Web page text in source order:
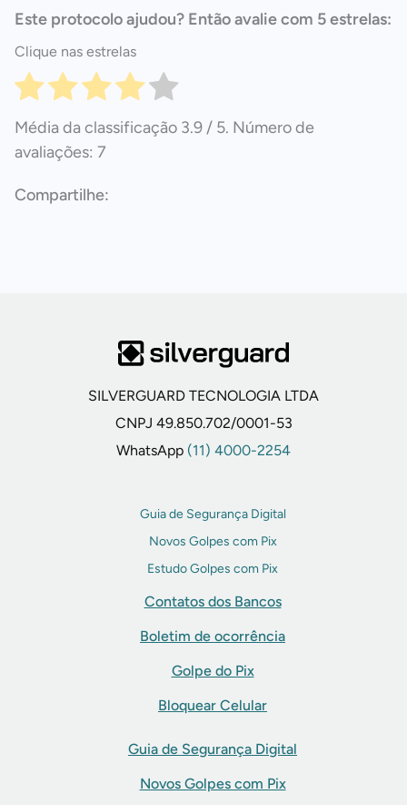
Este protocolo ajudou? Então avalie com 5 estrelas:
Clique nas estrelas
Média da classificação 3.9 / 5. Número de
avaliações: 7
SILVERGUARD TECNOLOGIA LTDA
CNPJ 49.850.702/0001-53
WhatsApp (11) 4000-2254
Guia de Segurança Digital
Novos Golpes com Pix
Estudo Golpes com Pix
Contatos dos Bancos
Boletim de ocorrência
Golpe do Pix
Bloquear Celular
Guia de Segurança Digital
Novos Golpes com Pix